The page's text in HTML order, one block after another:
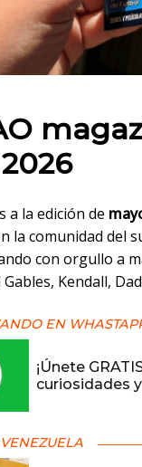
a la edición de
la comunidad del
con orgullo a
Kendall,
EN
¡Únete
curiosidades